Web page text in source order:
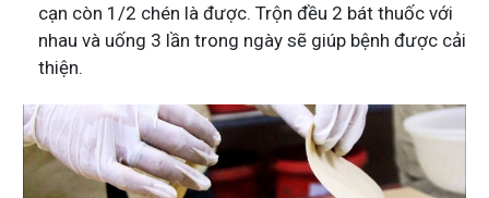
cạn còn 1/2 chén là được. Trộn đều 2 bát thuốc với
nhau và uống 3 lần trong ngày sẽ giúp bệnh được cải
thiện.